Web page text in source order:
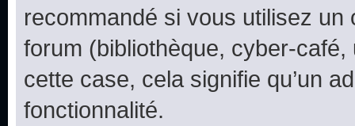
recommandé si vous utilisez
forum (bibliothèque, cyber-
cette case, cela signifie qu’un
fonctionnalité.